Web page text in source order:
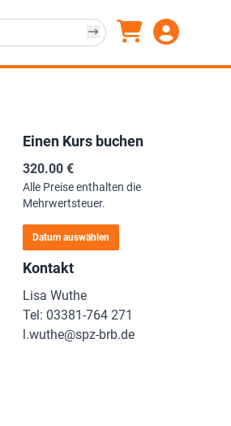
Einen Kurs buchen
320.00 €
Alle Preise enthalten die
Mehrwertsteuer.
Datum auswählen
Kontakt
Lisa Wuthe
Tel: 03381-764 271
l.wuthe@spz-brb.de